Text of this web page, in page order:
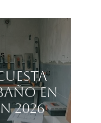
en
2026